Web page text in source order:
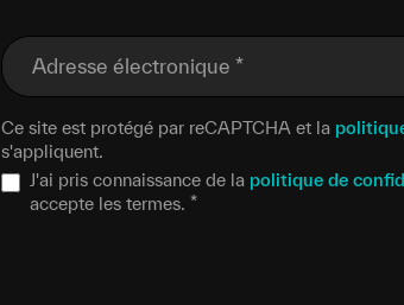
Adresse électronique *
Ce site est protégé par reCAPTCHA et la
s'appliquent.
J'ai pris connaissance de la politique de
accepte les termes. *